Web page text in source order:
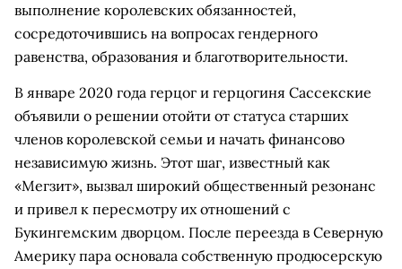
выполнение королевских обязанностей,
сосредоточившись на вопросах гендерного
равенства, образования и благотворительности.
В январе 2020 года герцог и герцогиня Сассекские
объявили о решении отойти от статуса старших
членов королевской семьи и начать финансово
независимую жизнь. Этот шаг, известный как
«Мегзит», вызвал широкий общественный резонанс
и привел к пересмотру их отношений с
Букингемским дворцом. После переезда в Северную
Америку пара основала собственную продюсерскую